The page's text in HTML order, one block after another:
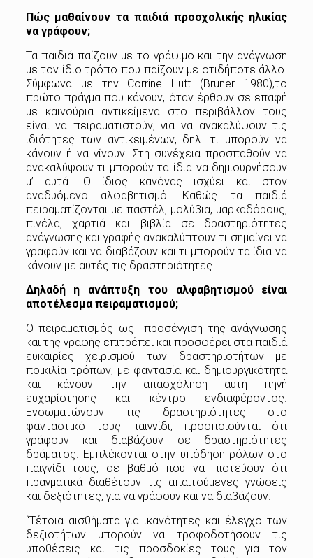
Πώς μαθαίνουν τα παιδιά προσχολικής ηλικίας
να γράφουν;
Τα παιδιά παίζουν με το γράψιμο και την ανάγνωση
με τον ίδιο τρόπο που παίζουν με οτιδήποτε άλλο.
Σύμφωνα με την Corrine Hutt (Bruner 1980),το
πρώτο πράγμα που κάνουν, όταν έρθουν σε επαφή
με καινούρια αντικείμενα στο περιβάλλον τους
είναι να πειραματιστούν, για να ανακαλύψουν τις
ιδιότητες των αντικειμένων, δηλ. τι μπορούν να
κάνουν ή να γίνουν. Στη συνέχεια προσπαθούν να
ανακαλύψουν τι μπορούν τα ίδια να δημιουργήσουν
μ’ αυτά. Ο ίδιος κανόνας ισχύει και στον
αναδυόμενο αλφαβητισμό. Καθώς τα παιδιά
πειραματίζονται με παστέλ, μολύβια, μαρκαδόρους,
πινέλα, χαρτιά και βιβλία σε δραστηριότητες
ανάγνωσης και γραφής ανακαλύπτουν τι σημαίνει να
γραφούν και να διαβάζουν και τι μπορούν τα ίδια να
κάνουν με αυτές τις δραστηριότητες.
Δηλαδή η ανάπτυξη του αλφαβητισμού είναι
αποτέλεσμα πειραματισμού;
Ο πειραματισμός ως προσέγγιση της ανάγνωσης
και της γραφής επιτρέπει και προσφέρει στα παιδιά
ευκαιρίες χειρισμού των δραστηριοτήτων με
ποικιλία τρόπων, με φαντασία και δημιουργικότητα
και κάνουν την απασχόληση αυτή πηγή
ευχαρίστησης και κέντρο ενδιαφέροντος.
Ενσωματώνουν τις δραστηριότητες στο
φανταστικό τους παιγνίδι, προσποιούνται ότι
γράφουν και διαβάζουν σε δραστηριότητες
δράματος. Εμπλέκονται στην υπόδηση ρόλων στο
παιγνίδι τους, σε βαθμό που να πιστεύουν ότι
πραγματικά διαθέτουν τις απαιτούμενες γνώσεις
και δεξιότητες, για να γράφουν και να διαβάζουν.
“Τέτοια αισθήματα για ικανότητες και έλεγχο των
δεξιοτήτων μπορούν να τροφοδοτήσουν τις
υποθέσεις και τις προσδοκίες τους για τον